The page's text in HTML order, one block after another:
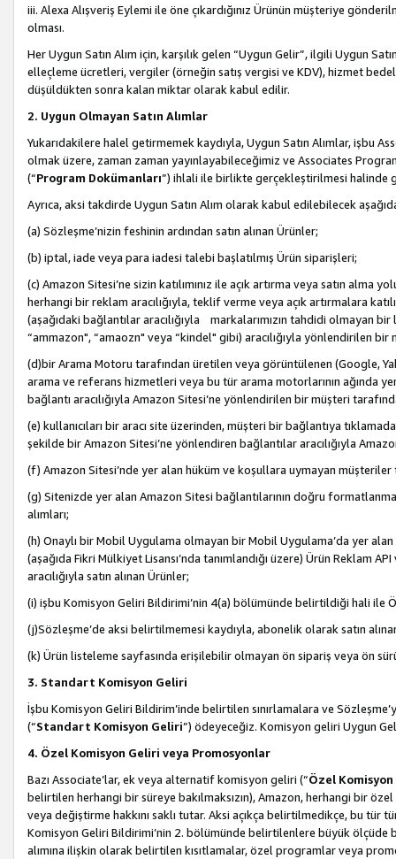
iii. Alexa Alışveriş Eylemi ile öne çıkardığınız Ürünün müşteriye
olması.
Her Uygun Satın Alım için, karşılık gelen “Uygun Gelir”, ilgili Uygun
elleçleme ücretleri, vergiler (örneğin satış vergisi ve KDV), hizmet
düşüldükten sonra kalan miktar olarak kabul edilir.
2. Uygun Olmayan Satın Alımlar
Yukarıdakilere halel getirmemek kaydıyla, Uygun Satın Alımlar, işbu
olmak üzere, zaman zaman yayınlayabileceğimiz ve Associates
(“Program Dokümanları”) ihlali ile birlikte gerçekleştirilmesi halinde
Ayrıca, aksi takdirde Uygun Satın Alım olarak kabul edilebilecek
(a) Sözleşme’nizin feshinin ardından satın alınan Ürünler;
(b) iptal, iade veya para iadesi talebi başlatılmış Ürün siparişleri;
(c) Amazon Sitesi’ne sizin katılımınız ile açık artırma veya satın alma
herhangi bir reklam aracılığıyla, teklif verme veya açık artırmalara
(aşağıdaki bağlantılar aracılığıyla markalarımızın tahdidi olmayan
“ammazon", “amaozn" veya “kindel" gibi) aracılığıyla yönlendirilen
(d)bir Arama Motoru tarafından üretilen veya görüntülenen (Google,
arama ve referans hizmetleri veya bu tür arama motorlarının ağında
bağlantı aracılığıyla Amazon Sitesi’ne yönlendirilen bir müşteri
(e) kullanıcıları bir aracı site üzerinden, müşteri bir bağlantıya
şekilde bir Amazon Sitesi’ne yönlendiren bağlantılar aracılığıyla
(f) Amazon Sitesi’nde yer alan hüküm ve koşullara uymayan müşteriler
(g) Sitenizde yer alan Amazon Sitesi bağlantılarının doğru
alımları;
(h) Onaylı bir Mobil Uygulama olmayan bir Mobil Uygulama’da yer
(aşağıda Fikri Mülkiyet Lisansı’nda tanımlandığı üzere) Ürün Reklam
aracılığıyla satın alınan Ürünler;
(i) işbu Komisyon Geliri Bildirimi’nin 4(a) bölümünde belirtildiği hali ile
(j)Sözleşme’de aksi belirtilmemesi kaydıyla, abonelik olarak satın
(k) Ürün listeleme sayfasında erişilebilir olmayan ön sipariş veya ön
3. Standart Komisyon Geliri
İşbu Komisyon Geliri Bildirim’inde belirtilen sınırlamalara ve
(“Standart Komisyon Geliri”) ödeyeceğiz. Komisyon geliri Uygun
4. Özel Komisyon Geliri veya Promosyonlar
Bazı Associate’lar, ek veya alternatif komisyon geliri (“Özel
belirtilen herhangi bir süreye bakılmaksızın), Amazon, herhangi bir
veya değiştirme hakkını saklı tutar. Aksi açıkça belirtilmedikçe, bu tür
Komisyon Geliri Bildirimi’nin 2. bölümünde belirtilenlere büyük ölçüde
alımına ilişkin olarak belirtilen kısıtlamalar, özel programlar veya